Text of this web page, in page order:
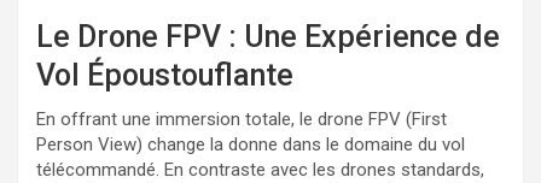
Le Drone FPV : Une Expérience de
Vol Époustouflante
En offrant une immersion totale, le drone FPV (First
Person View) change la donne dans le domaine du vol
télécommandé. En contraste avec les drones standards,